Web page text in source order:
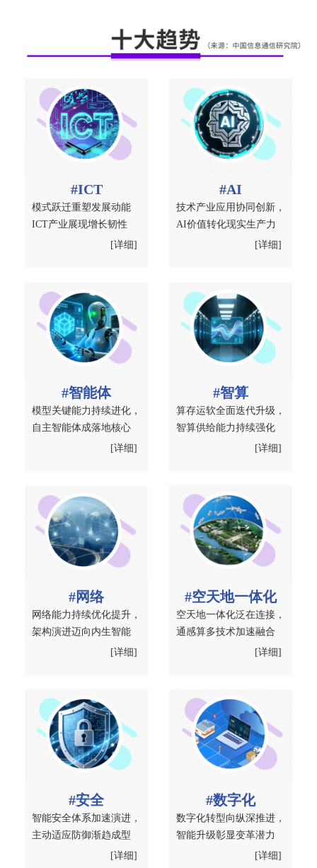
#ICT
模式跃迁重塑发展动能
ICT产业展现增长韧性
[详细]
#AI
技术产业应用协同创新，
AI价值转化现实生产力
[详细]
#智能体
模型关键能力持续进化，
自主智能体成落地核心
[详细]
#智算
算存运软全面迭代升级，
智算供给能力持续强化
[详细]
#网络
网络能力持续优化提升，
架构演进迈向内生智能
[详细]
#空天地一体化
空天地一体化泛在连接，
通感算多技术加速融合
[详细]
#安全
智能安全体系加速演进，
主动适应防御渐趋成型
[详细]
#数字化
数字化转型向纵深推进，
智能升级彰显变革潜力
[详细]